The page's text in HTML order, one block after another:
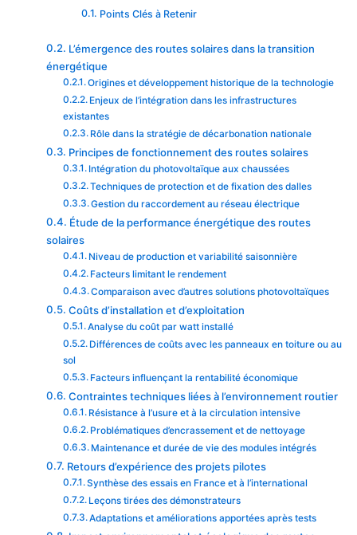
Points Clés à Retenir
L’émergence des routes solaires dans la transition
énergétique
Origines et développement historique de la technologie
Enjeux de l’intégration dans les infrastructures
existantes
Rôle dans la stratégie de décarbonation nationale
Principes de fonctionnement des routes solaires
Intégration du photovoltaïque aux chaussées
Techniques de protection et de fixation des dalles
Gestion du raccordement au réseau électrique
Étude de la performance énergétique des routes
solaires
Niveau de production et variabilité saisonnière
Facteurs limitant le rendement
Comparaison avec d’autres solutions photovoltaïques
Coûts d’installation et d’exploitation
Analyse du coût par watt installé
Différences de coûts avec les panneaux en toiture ou au
sol
Facteurs influençant la rentabilité économique
Contraintes techniques liées à l’environnement routier
Résistance à l’usure et à la circulation intensive
Problématiques d’encrassement et de nettoyage
Maintenance et durée de vie des modules intégrés
Retours d’expérience des projets pilotes
Synthèse des essais en France et à l’international
Leçons tirées des démonstrateurs
Adaptations et améliorations apportées après tests